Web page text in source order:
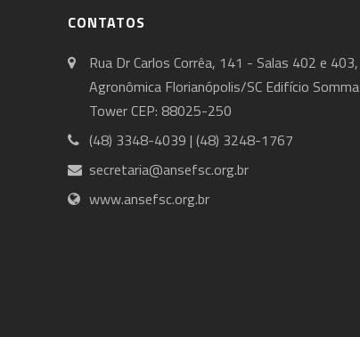
CONTATOS
Rua Dr Carlos Corrêa, 141 - Salas 402 e 403,
Agronômica Florianópolis/SC Edifício Somma
Tower CEP: 88025-250
(48) 3348-4039 | (48) 3248-1767
secretaria@ansefsc.org.br
www.ansefsc.org.br